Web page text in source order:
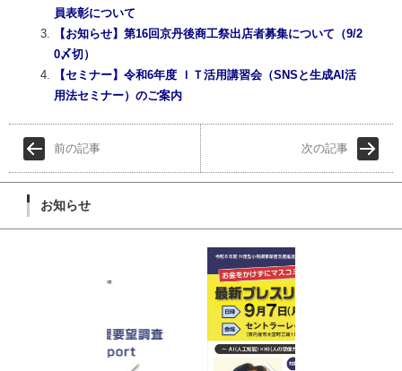
員表彰について
【お知らせ】第16回京丹後商工祭出店者募集について（9/2
0〆切）
【セミナー】令和6年度 ＩＴ活用講習会（SNSと生成AI活
用法セミナー）のご案内
前の記事 次の記事
お知らせ